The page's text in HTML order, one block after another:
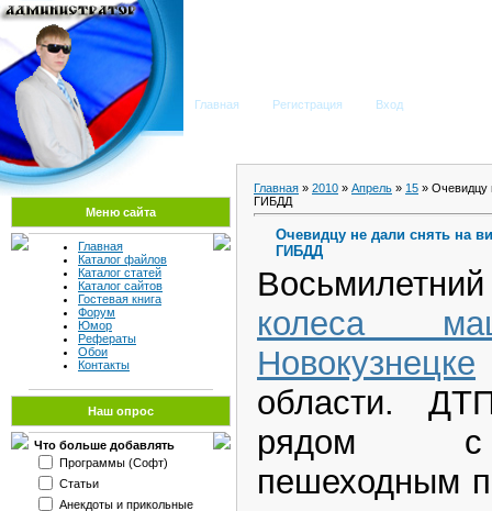
Главная Регистрация Вход
Меню сайта
Главная
Каталог файлов
Каталог статей
Каталог сайтов
Гостевая книга
Форум
Юмор
Рефераты
Обои
Контакты
Наш опрос
Что больше добавлять
Программы (Софт)
Статьи
Анекдоты и прикольные
Главная » 2010 » Апрель » 15 » Очевидцу
ГИБДД
Очевидцу не дали снять на
ГИБДД
колеса
Новокузнецке
области.
рядом с
пешеходным